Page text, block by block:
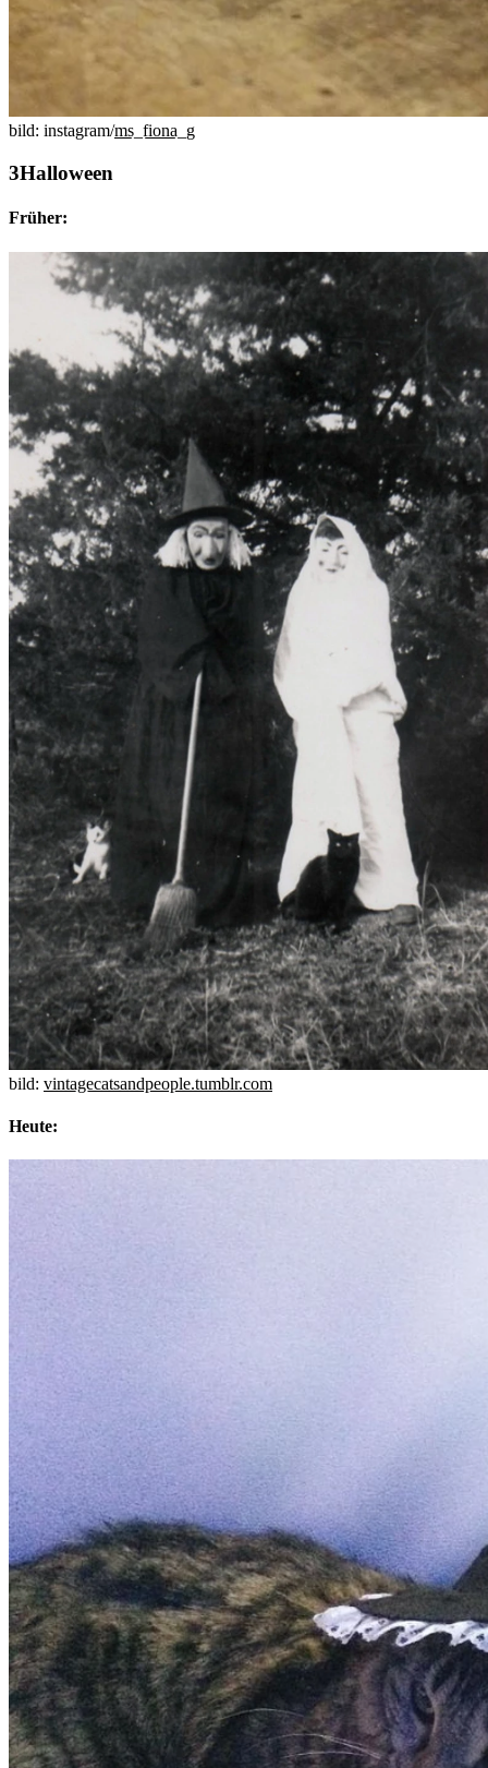
bild: instagram/ms_fiona_g
Halloween
Früher:
bild: vintagecatsandpeople.tumblr.com
Heute: